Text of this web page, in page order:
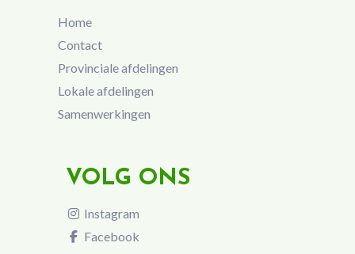
Home
Contact
Provinciale afdelingen
Lokale afdelingen
Samenwerkingen
VOLG ONS
Instagram
Facebook